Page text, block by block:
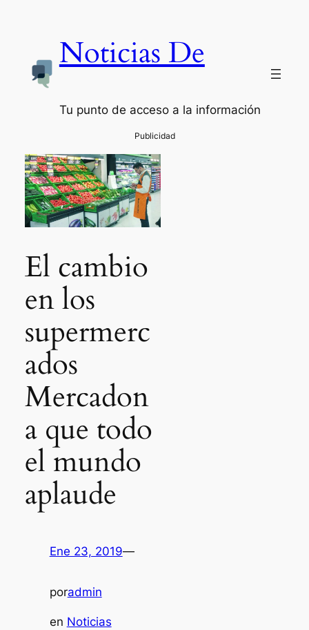
Noticias De
Tu punto de acceso a la información
El cambio
en los
supermerc
ados
Mercadon
a que todo
el mundo
aplaude
Ene 23, 2019—
poradmin
en Noticias